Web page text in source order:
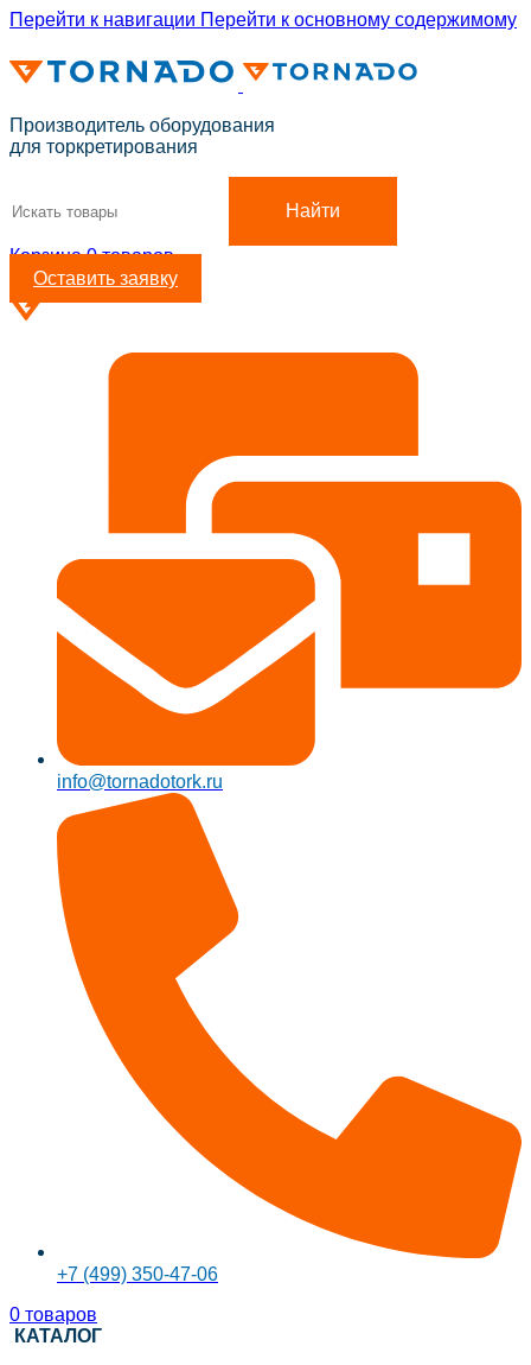
Перейти к навигации Перейти к основному содержимому
Производитель оборудования
для торкретирования
Найти
Корзина0товаров
Оставить заявку
info@tornadotork.ru
+7 (499) 350-47-06
0 товаров
КАТАЛОГ